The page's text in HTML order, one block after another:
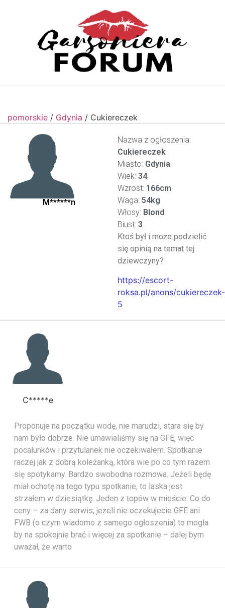
pomorskie / Gdynia / Cukiereczek
M******n
Nazwa z ogłoszenia:
Cukiereczek
Miasto: Gdynia
Wiek: 34
Wzrost: 166cm
Waga: 54kg
Włosy: Blond
Biust: 3
Ktoś był i może podzielić
się opinią na temat tej
dziewczyny?
https://escort-
roksa.pl/anons/cukiereczek-
5
C*****e
Proponuje na początku wodę, nie marudzi, stara się by
nam było dobrze. Nie umawialiśmy się na GFE, więc
pocałunków i przytulanek nie oczekiwałem. Spotkanie
raczej jak z dobrą koleżanką, która wie po co tym razem
się spotykamy. Bardzo swobodna rozmowa. Jeżeli będę
miał ochotę na tego typu spotkanie, to laska jest
strzałem w dziesiątkę. Jeden z topów w mieście. Co do
ceny – za dany serwis, jeżeli nie oczekujecie GFE ani
FWB (o czym wiadomo z samego ogłoszenia) to mogła
by na spokojnie brać i więcej za spotkanie – dalej bym
uważał, że warto